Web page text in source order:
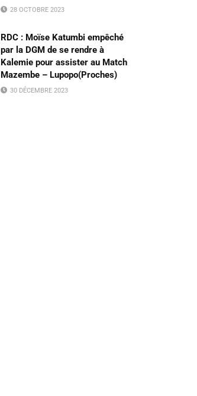
28 OCTOBRE 2023
RDC : Moïse Katumbi empêché
par la DGM de se rendre à
Kalemie pour assister au Match
Mazembe – Lupopo(Proches)
30 DÉCEMBRE 2023